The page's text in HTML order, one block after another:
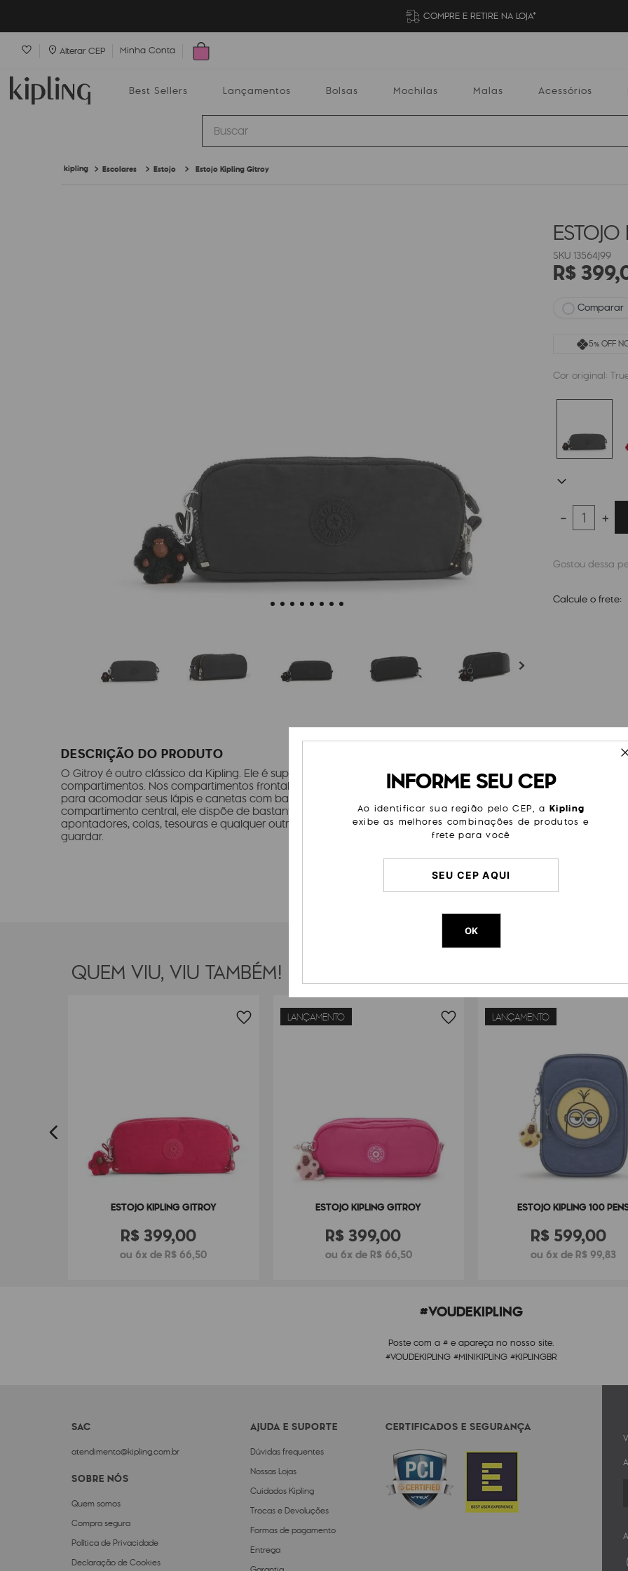
COMPRE E RETIRE NA LOJA*
Alterar CEP Minha Conta
Best Sellers Lançamentos Bolsas Mochilas Malas Acessórios
Buscar
Escolares Estojo Estojo Kipling Gitroy
13564J99
R$399,
Comparar
5% OFF
Cor original:
＋
－
Calcule o frete:
DESCRIÇÃO DO PRODUTO
O Gitroy é outro clássico da Kipling. Ele é super espaçoso, e contém três
compartimentos. Nos compartimentos frontal e traseiro, ele possui 24 elásticos
para acomodar seus lápis e canetas com bastante segurança. Em seu
compartimento central, ele dispõe de bastante espaço para borrachas,
apontadores, colas, tesouras e qualquer outro material que você precise
guardar.
Tamanho
Cor
Modelo
Dimensões
QUEM VIU, VIU TAMBÉM!
ESTOJO KIPLING GITROY
R$399,00
ou 6x de R$ 66,50
LANÇAMENTO
ESTOJO KIPLING GITROY
R$ 399,00
ou 6x de R$ 66,50
LANÇAMENTO
ESTOJO KIPLING 100
R$ 599,00
ou 6x de R$ 99,83
#VOUDEKIPLING
Poste com a # e apareça no nosso site.
#VOUDEKIPLING #MINIKIPLING #KIPLINGBR
SAC
atendimento@kipling.com.br
SOBRE NÓS
Quem somos
Compra segura
Política de Privacidade
Declaração de Cookies
AJUDA E SUPORTE
Dúvidas frequentes
Nossas Lojas
Cuidados Kipling
Trocas e Devoluções
Formas de pagamento
Entrega
CERTIFICADOS E SEGURANÇA
INFORME SEU CEP
Ao identificar sua região pelo CEP, a Kipling
exibe as melhores combinações de produtos e
frete para você
OK